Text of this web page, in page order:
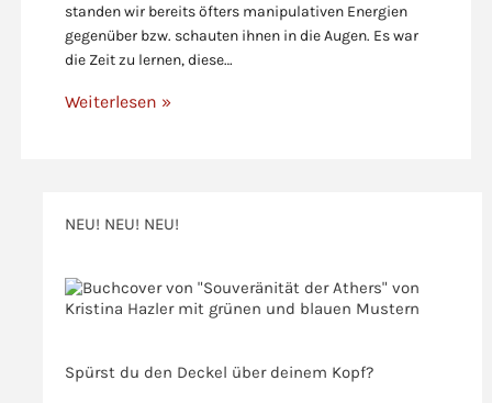
standen wir bereits öfters manipulativen Energien
gegenüber bzw. schauten ihnen in die Augen. Es war
die Zeit zu lernen, diese…
Weiterlesen »
NEU! NEU! NEU!
Spürst du den Deckel über deinem Kopf?